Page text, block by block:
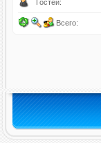
Гостей:
Всего: